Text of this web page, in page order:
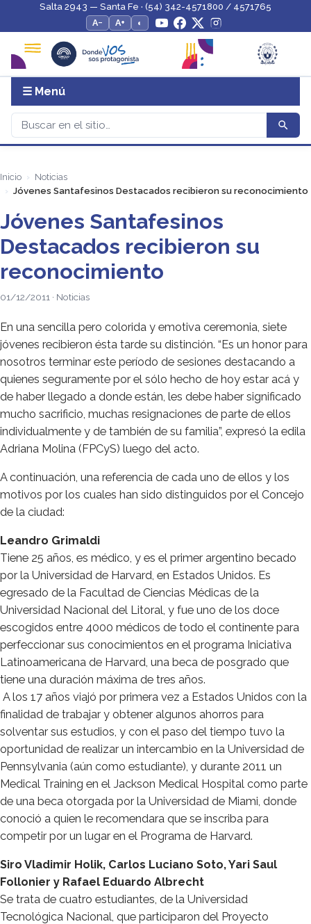
Salta 2943 — Santa Fe · (54) 342-4571800 / 4571765
A−
A+ ◐
☰ Menú
Inicio
Noticias
Jóvenes Santafesinos Destacados recibieron su reconocimiento
Jóvenes Santafesinos
Destacados recibieron su
reconocimiento
01/12/2011 · Noticias
En una sencilla pero colorida y emotiva ceremonia, siete
jóvenes recibieron ésta tarde su distinción. “Es un honor para
nosotros terminar este período de sesiones destacando a
quienes seguramente por el sólo hecho de hoy estar acá y
de haber llegado a donde están, les debe haber significado
mucho sacrificio, muchas resignaciones de parte de ellos
individualmente y de también de su familia”, expresó la edila
Adriana Molina (FPCyS) luego del acto.
A continuación, una referencia de cada uno de ellos y los
motivos por los cuales han sido distinguidos por el Concejo
de la ciudad:
Leandro Grimaldi
Tiene 25 años, es médico, y es el primer argentino becado
por la Universidad de Harvard, en Estados Unidos. Es
egresado de la Facultad de Ciencias Médicas de la
Universidad Nacional del Litoral, y fue uno de los doce
escogidos entre 4000 médicos de todo el continente para
perfeccionar sus conocimientos en el programa Iniciativa
Latinoamericana de Harvard, una beca de posgrado que
tiene una duración máxima de tres años.
A los 17 años viajó por primera vez a Estados Unidos con la
finalidad de trabajar y obtener algunos ahorros para
solventar sus estudios, y con el paso del tiempo tuvo la
oportunidad de realizar un intercambio en la Universidad de
Pennsylvania (aún como estudiante), y durante 2011 un
Medical Training en el Jackson Medical Hospital como parte
de una beca otorgada por la Universidad de Miami, donde
conoció a quien le recomendara que se inscriba para
competir por un lugar en el Programa de Harvard.
Siro Vladimir Holik, Carlos Luciano Soto, Yari Saul
Follonier y Rafael Eduardo Albrecht
Se trata de cuatro estudiantes, de la Universidad
Tecnológica Nacional, que participaron del Proyecto